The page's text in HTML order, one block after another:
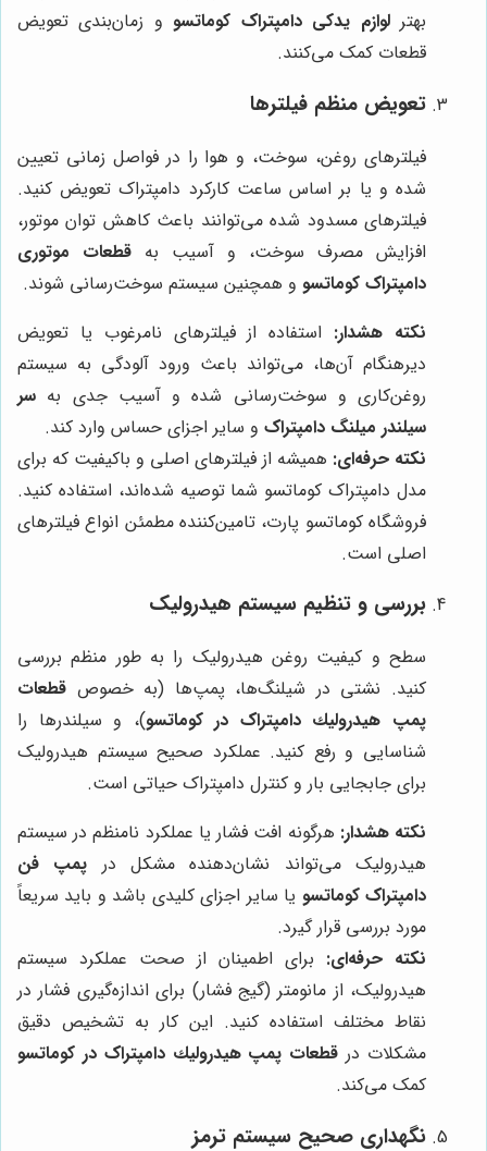
بهترلوازم یدکی دامپتراک کوماتسوو زمان‌بندی تعویض
قطعات کمک می‌کنند.
تعویض منظم فیلترها
فیلترهای روغن، سوخت، و هوا را در فواصل زمانی تعیین
شده و یا بر اساس ساعت کارکرد دامپتراک تعویض کنید.
فیلترهای مسدود شده می‌توانند باعث کاهش توان موتور،
افزایش مصرف سوخت، و آسیب به قطعات موتوری
دامپتراک کوماتسو و همچنین سیستم سوخت‌رسانی شوند.
نکته هشدار: استفاده از فیلترهای نامرغوب یا تعویض
دیرهنگام آن‌ها، می‌تواند باعث ورود آلودگی به سیستم
روغن‌کاری و سوخت‌رسانی شده و آسیب جدی به سر
سیلندر میلنگ دامپتراک و سایر اجزای حساس وارد کند.
نکته حرفه‌ای: همیشه از فیلترهای اصلی و باکیفیت که برای
مدل دامپتراک کوماتسو شما توصیه شده‌اند، استفاده کنید.
فروشگاه کوماتسو پارت، تامین‌کننده مطمئن انواع فیلترهای
اصلی است.
بررسی و تنظیم سیستم هیدرولیک
سطح و کیفیت روغن هیدرولیک را به طور منظم بررسی
کنید. نشتی در شیلنگ‌ها، پمپ‌ها (به خصوص قطعات
پمپ هيدروليك دامپتراک در کوماتسو)، و سیلندرها را
شناسایی و رفع کنید. عملکرد صحیح سیستم هیدرولیک
برای جابجایی بار و کنترل دامپتراک حیاتی است.
نکته هشدار: هرگونه افت فشار یا عملکرد نامنظم در سیستم
هیدرولیک می‌تواند نشان‌دهنده مشکل در پمپ فن
دامپتراک کوماتسو یا سایر اجزای کلیدی باشد و باید سریعاً
مورد بررسی قرار گیرد.
نکته حرفه‌ای: برای اطمینان از صحت عملکرد سیستم
هیدرولیک، از مانومتر (گیج فشار) برای اندازه‌گیری فشار در
نقاط مختلف استفاده کنید. این کار به تشخیص دقیق
مشکلات در قطعات پمپ هيدروليك دامپتراک در کوماتسو
کمک می‌کند.
نگهداری صحیح سیستم ترمز